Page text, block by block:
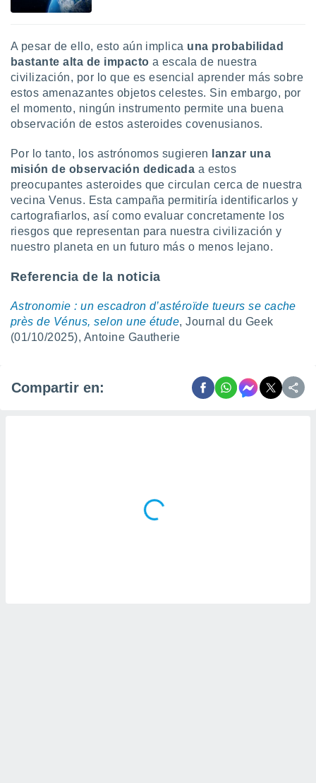
A pesar de ello, esto aún implica una probabilidad
bastante alta de impacto a escala de nuestra
civilización, por lo que es esencial aprender más sobre
estos amenazantes objetos celestes. Sin embargo, por
el momento, ningún instrumento permite una buena
observación de estos asteroides covenusianos.
Por lo tanto, los astrónomos sugieren
lanzar una
misión de observación dedicada a estos
preocupantes asteroides que circulan cerca de nuestra
vecina Venus. Esta campaña permitiría identificarlos y
cartografiarlos, así como evaluar concretamente los
riesgos que representan para nuestra civilización y
nuestro planeta en un futuro más o menos lejano.
Referencia de la noticia
Astronomie : un escadron d’astéroïde tueurs se cache
près de Vénus, selon une étude, Journal du Geek
(01/10/2025), Antoine Gautherie
Compartir en: